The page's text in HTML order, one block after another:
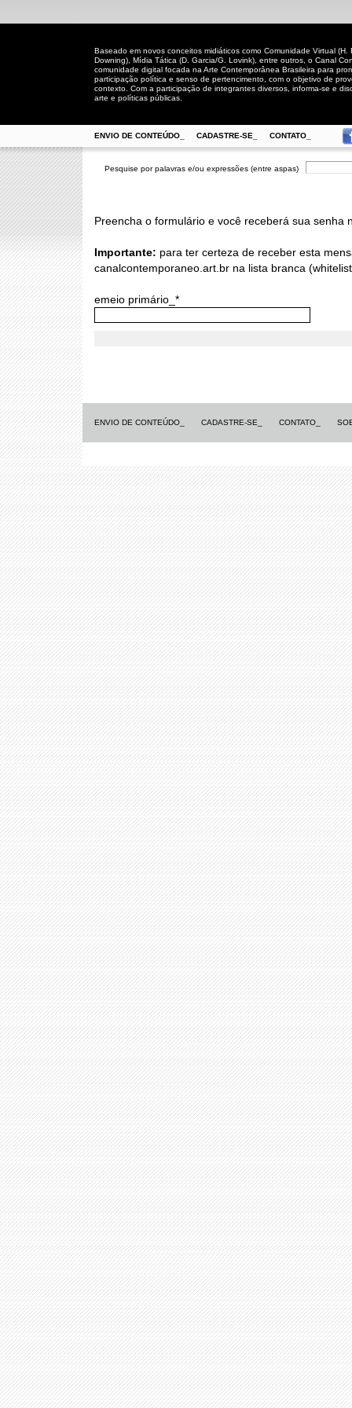
Baseado em novos conceitos midiáticos como Comunidade Virtual (H.
Downing), Mídia Tática (D. Garcia/G. Lovink), entre outros, o Canal
comunidade digital focada na Arte Contemporânea Brasileira para
participação política e senso de pertencimento, com o objetivo de
contexto. Com a participação de integrantes diversos, informa-se e
arte e políticas públicas.
ENVIO DE CONTEÚDO_ CADASTRE-SE_ CONTATO_
Pesquise por palavras e/ou expressões (entre aspas)
Preencha o formulário e você receberá sua senha
Importante: para ter certeza de receber esta
canalcontemporaneo.art.br na lista branca
emeio primário_*
ENVIO DE CONTEÚDO_ CADASTRE-SE_ CONTATO_